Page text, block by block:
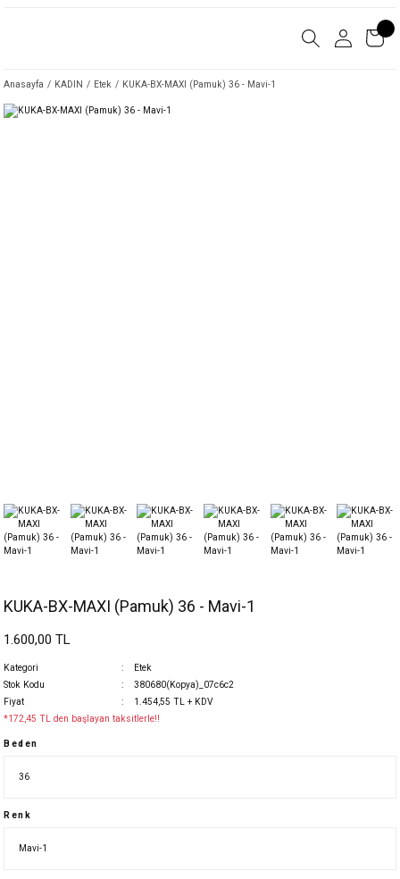
Anasayfa KADIN Etek KUKA-BX-MAXI (Pamuk) 36 - Mavi-1
KUKA-BX-MAXI (Pamuk) 36 - Mavi-1
1.600,00 TL
Kategori
Etek
Stok Kodu
380680(Kopya)_07c6c2
Fiyat
1.454,55 TL + KDV
*172,45 TL den başlayan taksitlerle!!
Beden
Renk